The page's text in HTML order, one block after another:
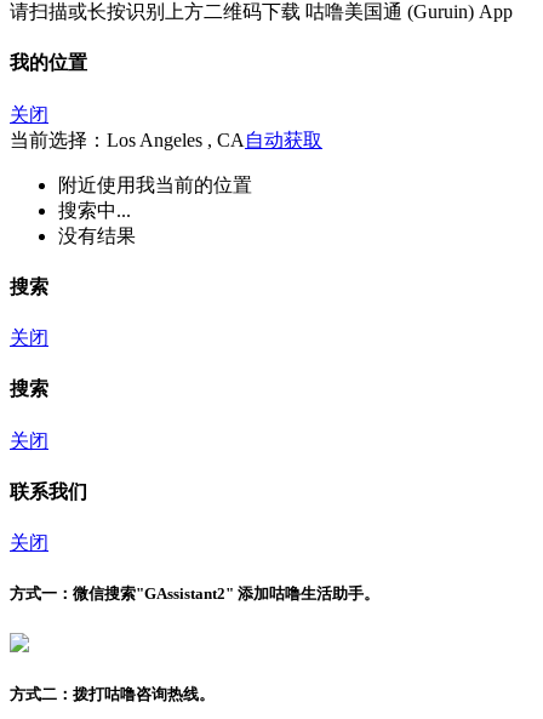
请扫描或长按识别上方二维码下载 咕噜美国通 (Guruin) App
我的位置
关闭
当前选择：Los Angeles , CA 自动获取
附近使用我当前的位置
搜索中...
没有结果
搜索
关闭
搜索
关闭
联系我们
关闭
方式一： 微信搜索"GAssistant2" 添加咕噜生活助手。
方式二： 拨打咕噜咨询热线。